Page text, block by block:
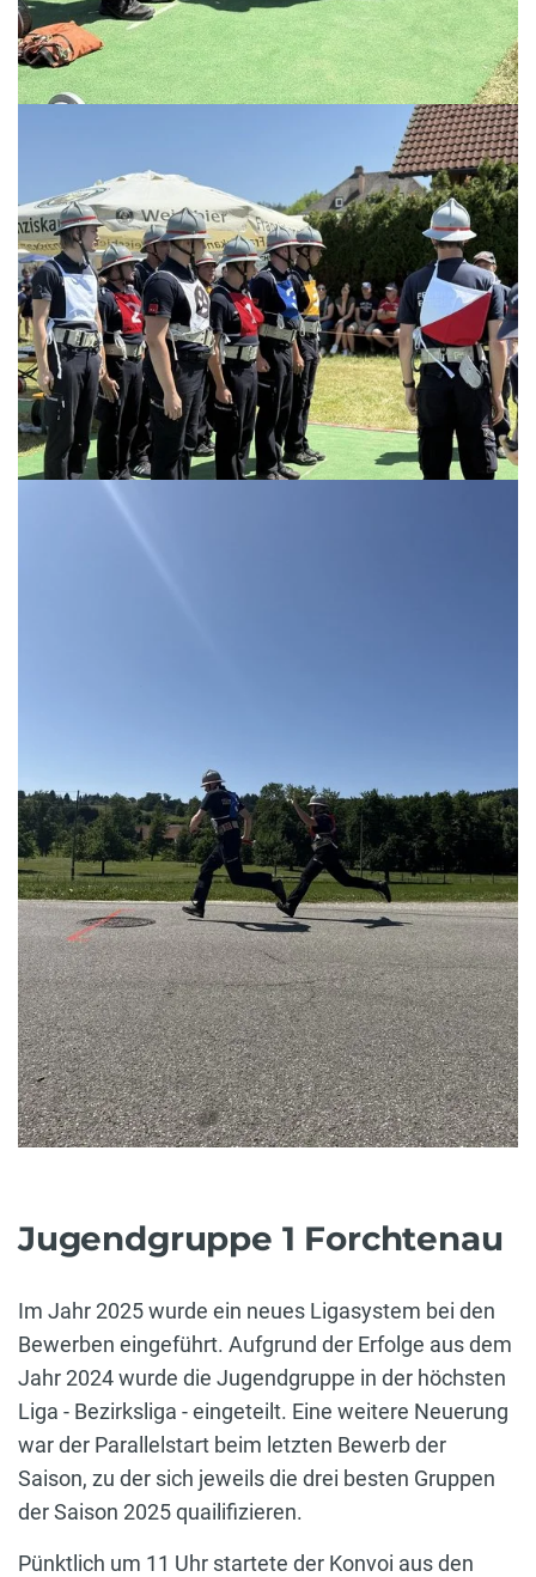
Jugendgruppe 1 Forchtenau
Im Jahr 2025 wurde ein neues Ligasystem bei den
Bewerben eingeführt. Aufgrund der Erfolge aus dem
Jahr 2024 wurde die Jugendgruppe in der höchsten
Liga - Bezirksliga - eingeteilt. Eine weitere Neuerung
war der Parallelstart beim letzten Bewerb der
Saison, zu der sich jeweils die drei besten Gruppen
der Saison 2025 quailifizieren.
Pünktlich um 11 Uhr startete der Konvoi aus den